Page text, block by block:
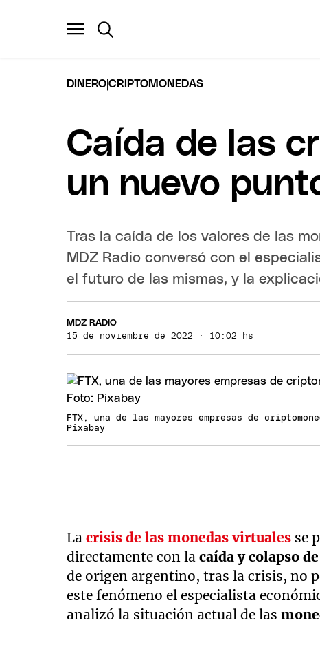
DINERO|CRIPTOMONEDAS
Caída de las
un nuevo
Tras la caída de los valores de las
MDZ Radio conversó con el
el futuro de las mismas, y la
MDZ RADIO
15 de noviembre de 2022 · 10:02 hs
FTX, una de las mayores empresas de
Pixabay
La crisis de las monedas virtuales se
directamente con lacaída y colapso
de origen argentino, tras la crisis, no
este fenómeno el especialista
analizó la situación actual de las